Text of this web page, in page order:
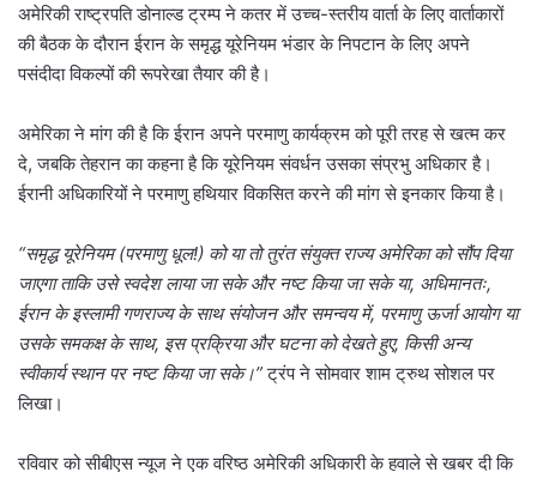
अमेरिकी राष्ट्रपति डोनाल्ड ट्रम्प ने कतर में उच्च-स्तरीय वार्ता के लिए वार्ताकारों
की बैठक के दौरान ईरान के समृद्ध यूरेनियम भंडार के निपटान के लिए अपने
पसंदीदा विकल्पों की रूपरेखा तैयार की है।
अमेरिका ने मांग की है कि ईरान अपने परमाणु कार्यक्रम को पूरी तरह से खत्म कर
दे, जबकि तेहरान का कहना है कि यूरेनियम संवर्धन उसका संप्रभु अधिकार है।
ईरानी अधिकारियों ने परमाणु हथियार विकसित करने की मांग से इनकार किया है।
“समृद्ध यूरेनियम (परमाणु धूल!) को या तो तुरंत संयुक्त राज्य अमेरिका को सौंप दिया
जाएगा ताकि उसे स्वदेश लाया जा सके और नष्ट किया जा सके या, अधिमानतः,
ईरान के इस्लामी गणराज्य के साथ संयोजन और समन्वय में, परमाणु ऊर्जा आयोग या
उसके समकक्ष के साथ, इस प्रक्रिया और घटना को देखते हुए, किसी अन्य
स्वीकार्य स्थान पर नष्ट किया जा सके।”ट्रंप ने सोमवार शाम ट्रुथ सोशल पर
लिखा।
रविवार को सीबीएस न्यूज ने एक वरिष्ठ अमेरिकी अधिकारी के हवाले से खबर दी कि